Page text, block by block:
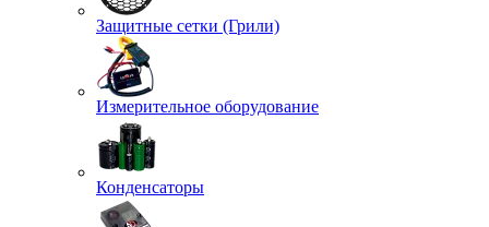
Защитные сетки (Грили)
Измерительное оборудование
Конденсаторы